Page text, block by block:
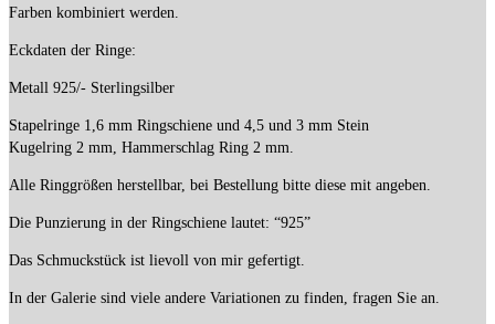
Farben kombiniert werden.
Eckdaten der Ringe:
Metall 925/- Sterlingsilber
Stapelringe 1,6 mm Ringschiene und 4,5 und 3 mm Stein
Kugelring 2 mm, Hammerschlag Ring 2 mm.
Alle Ringgrößen herstellbar, bei Bestellung bitte diese mit angeben.
Die Punzierung in der Ringschiene lautet: “925”
Das Schmuckstück ist lievoll von mir gefertigt.
In der Galerie sind viele andere Variationen zu finden, fragen Sie an.